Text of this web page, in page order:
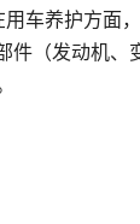
车养护方面
件（发动机、